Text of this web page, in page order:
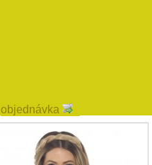
objednávka
objednávka